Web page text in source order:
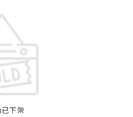
下架